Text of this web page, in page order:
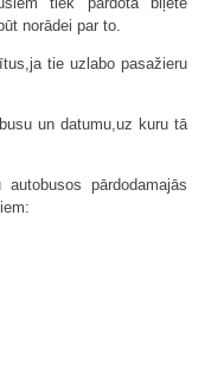
norādei par to.
tie uzlabo pasažieru
un datumu,uz kuru tā
pārdodamajās